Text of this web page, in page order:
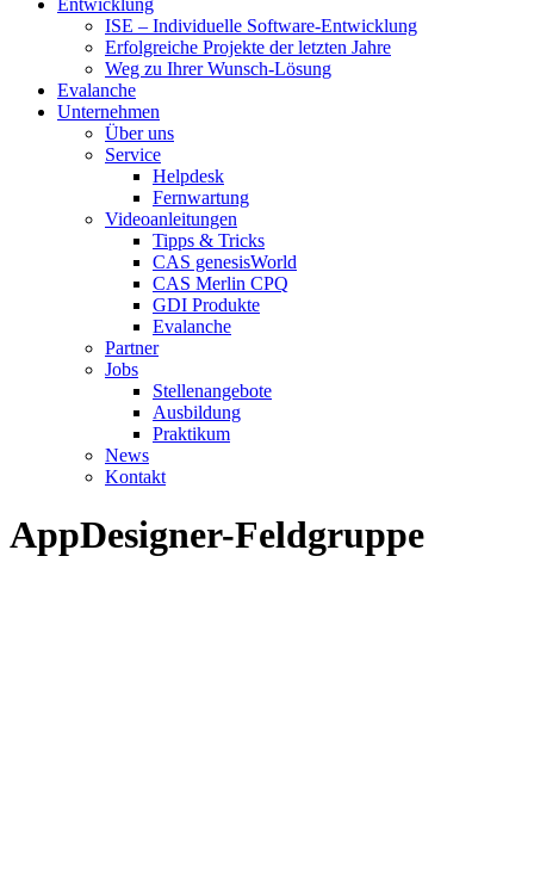
Entwicklung
ISE – Individuelle Software-Entwicklung
Erfolgreiche Projekte der letzten Jahre
Weg zu Ihrer Wunsch-Lösung
Evalanche
Unternehmen
Über uns
Service
Helpdesk
Fernwartung
Videoanleitungen
Tipps & Tricks
CAS genesisWorld
CAS Merlin CPQ
GDI Produkte
Evalanche
Partner
Jobs
Stellenangebote
Ausbildung
Praktikum
News
Kontakt
AppDesigner-Feldgruppe